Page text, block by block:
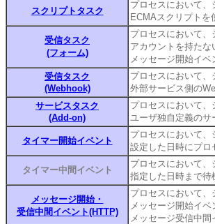
スクリプトタスク
プロセスにおいて、
ECMAスクリプトを
受信タスク
(フォーム)
プロセスにおいて、
アカウントを持たな
メッセージ開始イ
受信タスク
(Webhook)
プロセスにおいて、
外部サービス側の
サービスタスク
(Add-on)
プロセスにおいて、
ユーザ独自定義のサ
タイマー開始イベント
プロセスにおいて、
設定した日時にプロ
タイマー中間イベント
プロセスにおいて、
指定した日時まで待
メッセージ開始・
受信中間イベント(HTTP)
プロセスにおいて、
メッセージ開始イ
メッセージ受信中